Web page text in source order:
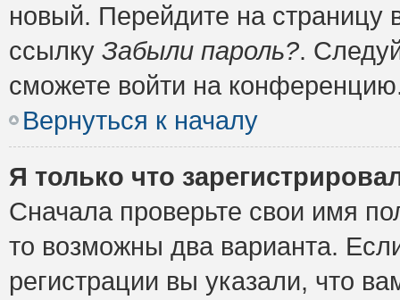
новый. Перейдите на
ссылку Забыли пароль?.
сможете войти на
Вернуться к началу
Я только что
Сначала проверьте свои имя
то возможны два варианта.
регистрации вы указали, что